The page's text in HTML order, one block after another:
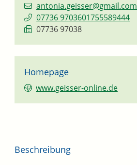
antonia.geisser@gmail.com
07736 9703601755589444
07736 97038
Homepage
www.geisser-online.de
Beschreibung